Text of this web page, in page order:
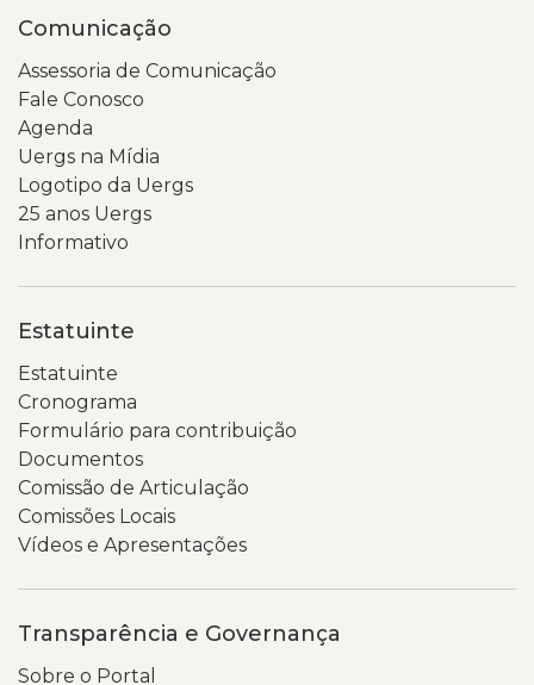
Comunicação
Assessoria de Comunicação
Fale Conosco
Agenda
Uergs na Mídia
Logotipo da Uergs
25 anos Uergs
Informativo
Estatuinte
Estatuinte
Cronograma
Formulário para contribuição
Documentos
Comissão de Articulação
Comissões Locais
Vídeos e Apresentações
Transparência e Governança
Sobre o Portal